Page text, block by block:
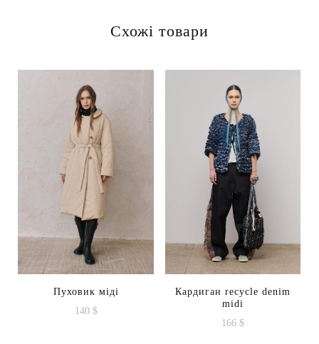
Схожі товари
Пуховик міді
140 $
Кардиган recycle denim
midi
166$